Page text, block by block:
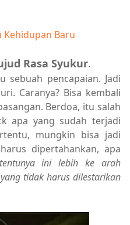
Kehidupan Baru
Rasa Syukur.
sebuah pencapaian. Jadi
Caranya? Bisa kembali
Berdoa, itu salah
apa yang sudah terjadi
mungkin bisa jadi
dipertahankan, apa
ini lebih ke arah
tidak harus dilestarikan